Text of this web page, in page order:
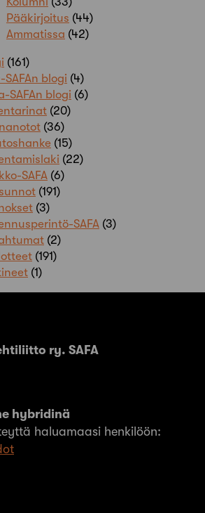
Pääkirjoitus (44)
Ammatissa (42)
(161)
SAFAn blogi (4)
SAFAn blogi (6)
(20)
(36)
(15)
(22)
SAFA (6)
(191)
(3)
SAFA (3)
(2)
(191)
(1)
ry. SAFA
hybridinä
haluamaasi henkilöön: